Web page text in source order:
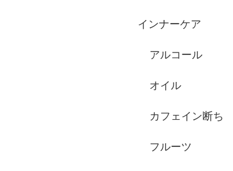
インナーケア
アルコール
オイル
カフェイン断ち
フルーツ